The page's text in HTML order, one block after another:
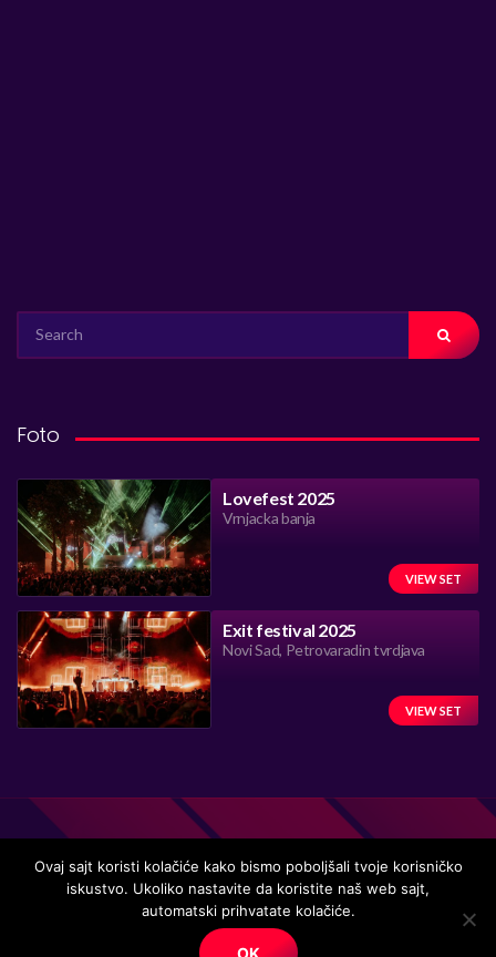
FOR:
Foto
Lovefest 2025
Vrnjacka banja
VIEW SET
Exit festival 2025
Novi Sad, Petrovaradin tvrdjava
VIEW SET
Handmade in Serbia 15 years ago, while listening to the great
Ovaj sajt koristi kolačiće kako bismo poboljšali tvoje korisničko
iskustvo. Ukoliko nastavite da koristite naš web sajt,
automatski prihvatate kolačiće.
OK